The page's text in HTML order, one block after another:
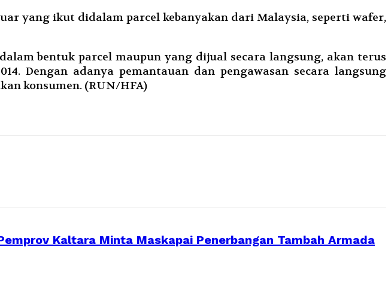
yang ikut didalam parcel kebanyakan dari Malaysia, seperti wafer,
bentuk parcel maupun yang dijual secara langsung, akan terus
Dengan adanya pemantauan dan pengawasan secara langsung
konsumen. (RUN/HFA)
Kaltara Minta Maskapai Penerbangan Tambah Armada